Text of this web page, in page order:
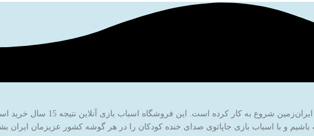
و با اسباب بازی جاپاتوی صدای خنده کودکان را در هر گوشه کشور عزیزمان ایران